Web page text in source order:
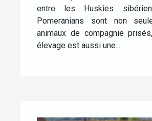
entre les Huskies
Pomeranians sont non
animaux de compagnie
élevage est aussi une...